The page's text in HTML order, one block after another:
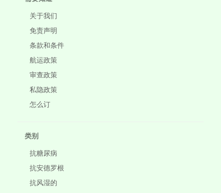
关于我们
免责声明
条款和条件
航运政策
审查政策
私隐政策
怎么订
类别
抗糖尿病
抗安德罗根
抗风湿的